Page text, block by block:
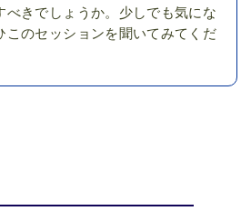
べきでしょうか。少しでも気にな
このセッションを聞いてみてくだ